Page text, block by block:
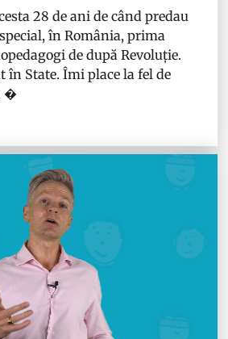
28 de ani de când predau
în România, prima
de după Revoluție.
în State. Îmi place la fel de
�